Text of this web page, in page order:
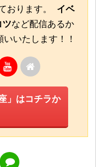
おります。 イベ
ツなど配信あるか
いたします！！
」はコチラか